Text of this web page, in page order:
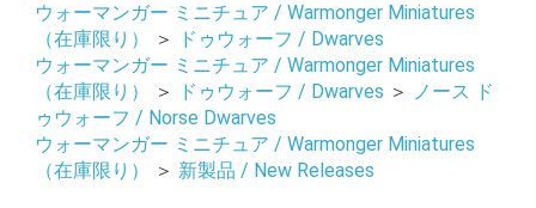
ウォーマンガー ミニチュア / Warmonger Miniatures
（在庫限り）
＞
ドゥウォーフ / Dwarves
ウォーマンガー ミニチュア / Warmonger Miniatures
（在庫限り）
＞ ドゥウォーフ / Dwarves ＞ ノース ド
ゥウォーフ / Norse Dwarves
ウォーマンガー ミニチュア / Warmonger Miniatures
（在庫限り）
＞ 新製品 / New Releases